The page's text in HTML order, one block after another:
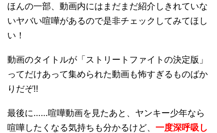
ほんの一部、動画内にはまだまだ紹介しきれていな
いヤバい喧嘩があるので是非チェックしてみてほし
い！
動画のタイトルが「ストリートファイトの決定版」
ってだけあって集められた動画も怖すぎるものばか
りだぞ!!
最後に……喧嘩動画を見たあと、ヤンキー少年なら
喧嘩したくなる気持ちも分かるけど、 一度深呼吸し